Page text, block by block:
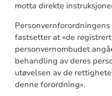
motta direkte
fastsetter at «de
personvernombudet
behandling av deres
utøvelsen av de
denne forordning».